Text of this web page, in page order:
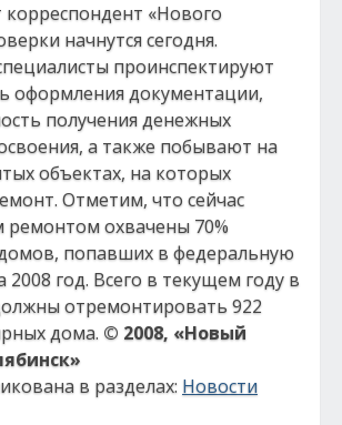
корреспондент «Нового
начнутся сегодня.
проинспектируют
оформления документации,
получения денежных
а также побывают на
объектах, на которых
Отметим, что сейчас
ремонтом охвачены 70%
попавших в федеральную
2008 год. Всего в текущем году в
отремонтировать 922
дома. © 2008, «Новый
в разделах: Новости